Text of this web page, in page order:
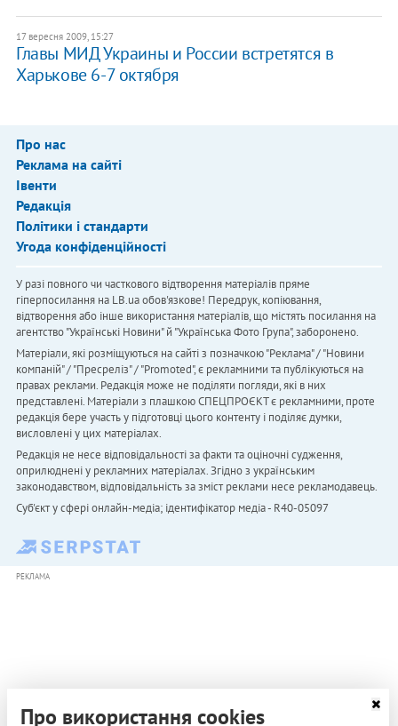
17 вересня 2009, 15:27
Главы МИД Украины и России встретятся в
Харькове 6-7 октября
Про нас
Реклама на сайті
Івенти
Редакція
Політики і стандарти
Угода конфіденційності
У разі повного чи часткового відтворення матеріалів пряме
гіперпосилання на LB.ua обов'язкове! Передрук, копіювання,
відтворення або інше використання матеріалів, що містять посилання на
агентство "Українськi Новини" й "Українська Фото Група", заборонено.
Матеріали, які розміщуються на сайті з позначкою "Реклама" / "Новини
компаній" / "Пресреліз" / "Promoted", є рекламними та публікуються на
правах реклами. Редакція може не поділяти погляди, які в них
представлені. Матеріали з плашкою СПЕЦПРОЄКТ є рекламними, проте
редакція бере участь у підготовці цього контенту і поділяє думки,
висловлені у цих матеріалах.
Редакція не несе відповідальності за факти та оціночні судження,
оприлюднені у рекламних матеріалах. Згідно з українським
законодавством, відповідальність за зміст реклами несе рекламодавець.
Cуб'єкт у сфері онлайн-медіа; ідентифікатор медіа - R40-05097
РЕКЛАМА
Про використання cookies